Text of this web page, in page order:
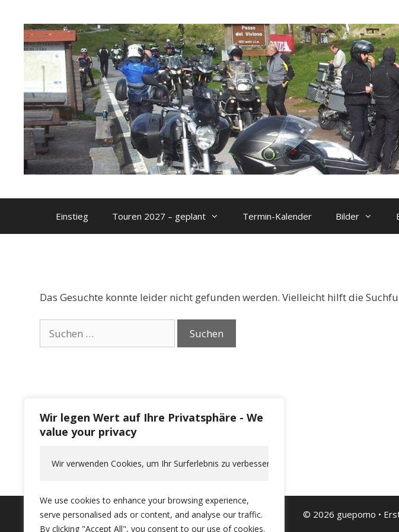
Wir legen Wert auf Ihre Privatsphäre - We
value your privacy
Wir verwenden Cookies, um Ihr Surferlebnis zu verbessern, personalisierte Werbung
We use cookies to enhance your browsing experience,
serve personalised ads or content, and analyse our traffic.
By clicking "Accept All", you consent to our use of cookies.
Inhalt
springen
Einstieg Touren 2027 – geplant Termin-Kalender Bilder
Das Gesuchte konnte leider nicht gefunden werden. Vielleicht hilft die
nach:
© 2026 guepomo •